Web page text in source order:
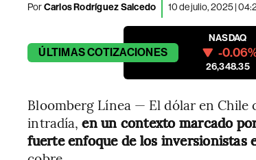
PorCarlos Rodríguez Salcedo 10 de julio, 2025 |
ÚLTIMASCOTIZACIONES
NASDAQ
-
26,348.35
Bloomberg Línea — El dólar en
intradía,en un contexto marcado
fuerte enfoque de los inversionistas